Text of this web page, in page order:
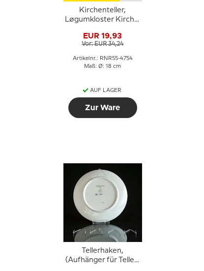
Kirchenteller,
Løgumkloster Kirche,
EUR 19,93
Vor: EUR 34,24
Artikelnr.: RNR55-4754
Maß: Ø: 18 cm
AUF LAGER
Zur Ware
Tellerhaken,
(Aufhänger für Teller)